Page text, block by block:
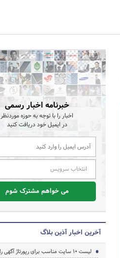
خبرنامه اخبار رسمی
اخبار را با توجه به حوزه موردنظر
در ایمیل خود دریافت کنید
انتخاب سرویس
می خواهم مشترک شوم
آخرین اخبار آذین بلاگ
لیست 10 سایت مناسب برای رپورتاژ آگهی رایگان